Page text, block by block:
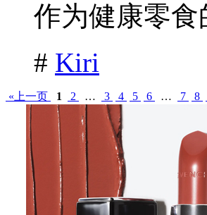
作为健康零
# Kiri
«上一页 1 2 … 3 4 5 6 … 7 8